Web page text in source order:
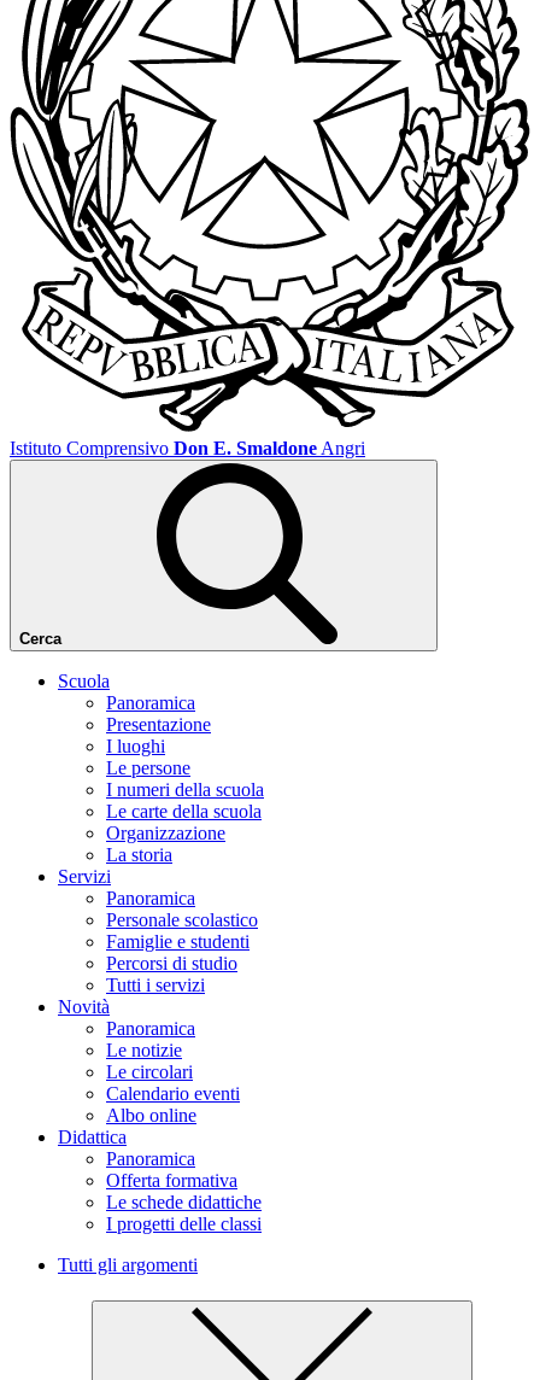
Istituto Comprensivo Don E. Smaldone Angri
Cerca
Scuola
Panoramica
Presentazione
I luoghi
Le persone
I numeri della scuola
Le carte della scuola
Organizzazione
La storia
Servizi
Panoramica
Personale scolastico
Famiglie e studenti
Percorsi di studio
Tutti i servizi
Novità
Panoramica
Le notizie
Le circolari
Calendario eventi
Albo online
Didattica
Panoramica
Offerta formativa
Le schede didattiche
I progetti delle classi
Tutti gli argomenti